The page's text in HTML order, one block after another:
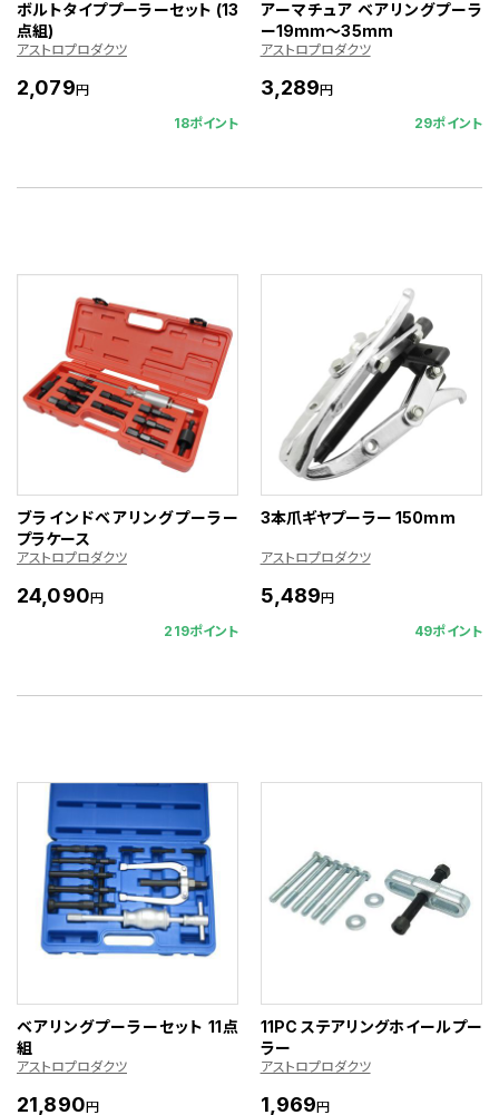
ボルトタイププーラーセット (13
点組)
アストロプロダクツ
2,079円
18ポイント
アーマチュア ベアリングプーラ
ー19mm～35mm
アストロプロダクツ
3,289円
29ポイント
ブラインドベアリングプーラー
プラケース
アストロプロダクツ
24,090円
219ポイント
3本爪ギヤプーラー 150mm
アストロプロダクツ
5,489円
49ポイント
ベアリングプーラーセット 11点
組
アストロプロダクツ
21,890円
11PC ステアリングホイールプー
ラー
アストロプロダクツ
1,969円